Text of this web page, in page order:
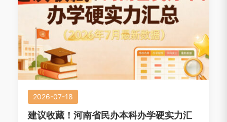
2026-07-18
建议收藏！河南省民办本科办学硬实力汇